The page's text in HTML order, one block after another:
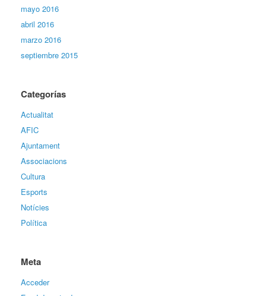
mayo 2016
abril 2016
marzo 2016
septiembre 2015
Categorías
Actualitat
AFIC
Ajuntament
Associacions
Cultura
Esports
Notícies
Política
Meta
Acceder